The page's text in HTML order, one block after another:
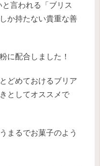
言われる「ブリス
か持たない貴重な善
に配合しました！
どめておけるブリア
としてオススメで
まるでお菓子のよう